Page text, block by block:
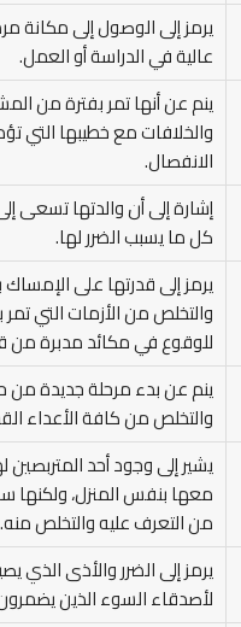
يرمز إلى الوصول إلى مكانة
عالية في الدراسة أو العمل.
ينم عن أنها تمر بفترة من
والخلافات مع خطيبها التي
الانفصال.
إشارة إلى أن والدتها تسعى
كل ما يسبب الضرر لها.
يرمز إلى قدرتها على الإمساك
والتخلص من الأزمات التي تمر
للوقوع في مكائد مدبرة من
ينم عن بدء مرحلة جديدة من
والتخلص من كافة الأعداء
يشير إلى وجود أحد
معها بنفس المنزل،
من التعرف عليه والتخلص منه.
يرمز إلى الضرر والأذى الذي
لأصدقاء السوء الذين